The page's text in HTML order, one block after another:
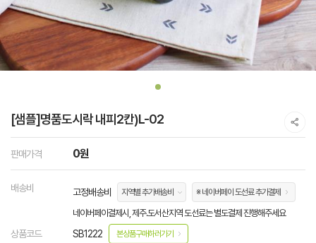
[샘플]명품도시락 내피2칸)L-02
판매가격 0원
배송비 고정배송비 지역별 추가배송비 ※ 네이버페이 도선료 추가결제
네이버페이결제시, 제주.도서산지역 도선료는 별도결제 진행해주세요
상품코드 SB1222 본상품구매하러가기